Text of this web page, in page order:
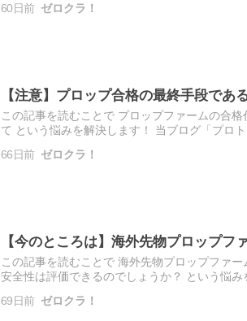
60日前 ゼロクラ！
【注意】プロップ合格の最終手段で
この記事を読むことで プロップファームの合
て という悩みを解決します！ 当ブログ「プロ
66日前 ゼロクラ！
【今のところは】海外先物プロップ
この記事を読むことで 海外先物プロップファ
安全性は評価できるのでしょうか？ という悩
69日前 ゼロクラ！